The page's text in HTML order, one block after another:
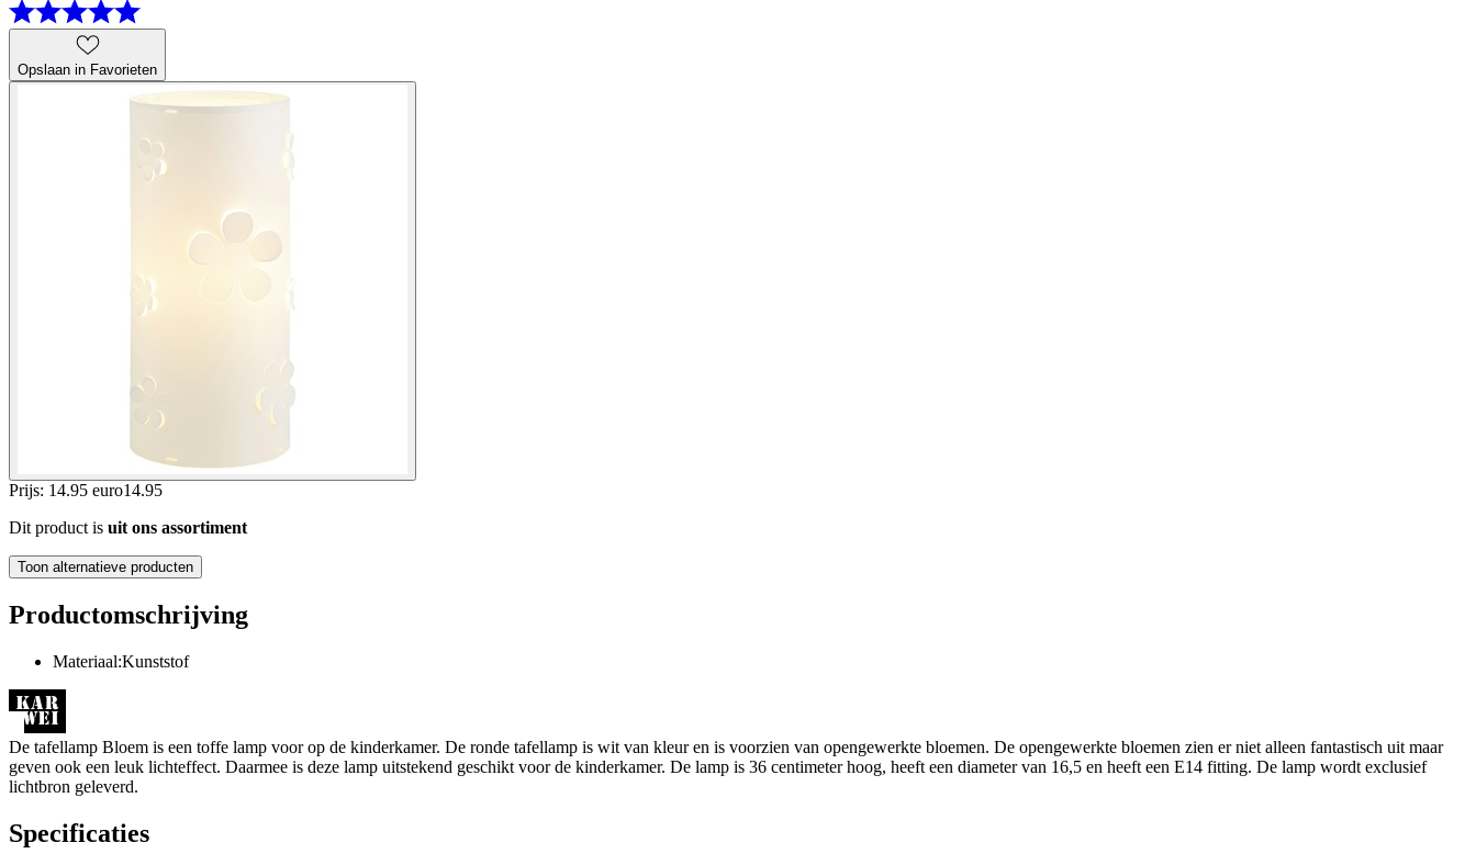
Opslaan in Favorieten
Prijs: 14.95 euro14.95
Dit product is uit ons assortiment
Toon alternatieve producten
Productomschrijving
Materiaal:Kunststof
De tafellamp Bloem is een toffe lamp voor op de kinderkamer. De ronde tafellamp is wit van kleur en is voorzien van opengewerkte bloemen. De opengewerkte bloemen zien er niet alleen fantastisch uit maar
geven ook een leuk lichteffect. Daarmee is deze lamp uitstekend geschikt voor de kinderkamer. De lamp is 36 centimeter hoog, heeft een diameter van 16,5 en heeft een E14 fitting. De lamp wordt exclusief
lichtbron geleverd.
Specificaties